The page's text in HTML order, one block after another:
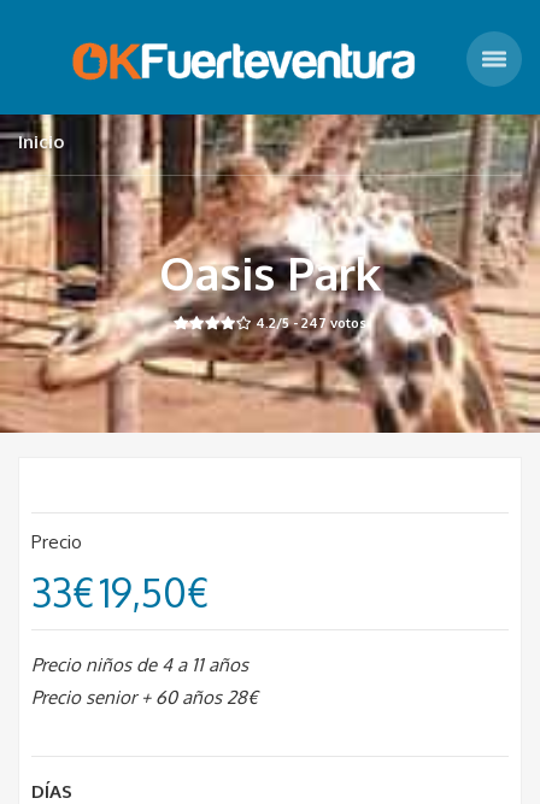
Inicio
Oasis Park
4.2/5 -247votos
Precio
33€19,50€
Precio niños de 4 a 11 años
Precio senior + 60 años 28€
DÍAS